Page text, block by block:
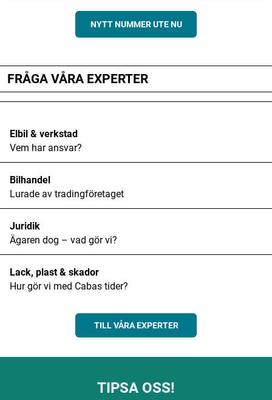
NYTT NUMMER UTE NU
FRÅGA VÅRA EXPERTER
Elbil & verkstad
Vem har ansvar?
Bilhandel
Lurade av tradingföretaget
Juridik
Ägaren dog – vad gör vi?
Lack, plast & skador
Hur gör vi med Cabas tider?
TILL VÅRA EXPERTER
TIPSA OSS!